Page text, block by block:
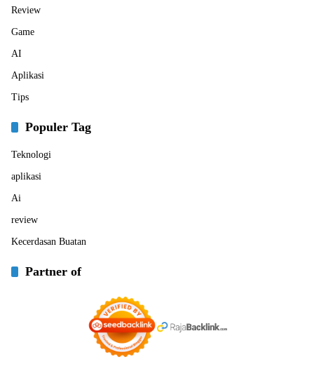
Review
Game
AI
Aplikasi
Tips
Populer Tag
Teknologi
aplikasi
Ai
review
Kecerdasan Buatan
Partner of